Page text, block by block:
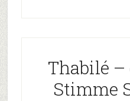
Thabilé
Stimme